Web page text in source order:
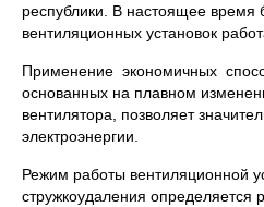
республики. В настоящее время
вентиляционных установок
Применение экономичных
основанных на плавном
вентилятора, позволяет
электроэнергии.
Режим работы вентиляционной
стружкоудаления